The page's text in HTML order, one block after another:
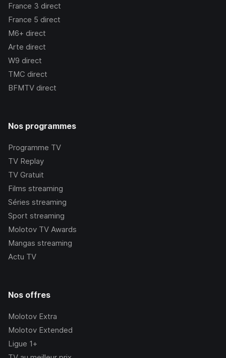
France 3 direct
France 5 direct
M6+ direct
Arte direct
W9 direct
TMC direct
BFMTV direct
Nos programmes
Programme TV
TV Replay
TV Gratuit
Films streaming
Séries streaming
Sport streaming
Molotov TV Awards
Mangas streaming
Actu TV
Nos offres
Molotov Extra
Molotov Extended
Ligue 1+